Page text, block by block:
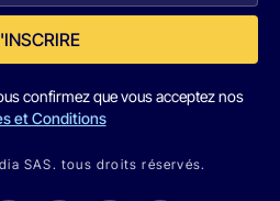
confirmez que vous acceptez nos
et Conditions
SAS. tous droits réservés.